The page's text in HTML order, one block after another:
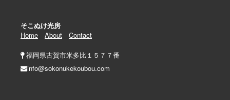
そこぬけ光房
Home
About Contact
福岡県古賀市米多比１５７７番
info@sokonukekoubou.com